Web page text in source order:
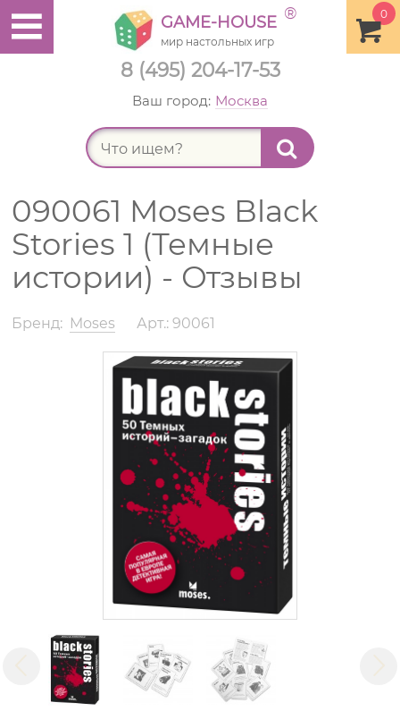
8 (495) 204-17-53
0
GAME-HOUSE ®
мир настольных игр
Ваш город: Москва
090061 Moses Black
Stories 1 (Темные
истории) - Отзывы
Бренд: Moses Арт.: 90061